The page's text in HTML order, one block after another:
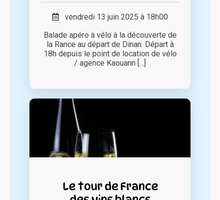
vendredi 13 juin 2025 à 18h00
Balade apéro à vélo à la découverte de
la Rance au départ de Dinan. Départ à
18h depuis le point de location de vélo
/ agence Kaouann [...]
Le tour de France